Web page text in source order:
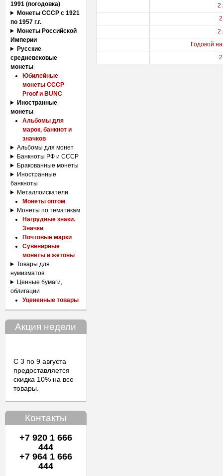
1991 (погодовка)
Монеты СССР с 1921
по 1957 г.г.
Монеты Российской
Империи
Русские
средневековые
монеты
Юбилейные
монеты СССР
Proof и BUNC
Иностранные
монеты
Альбомы для
марок, банкнот и
значков
Альбомы для монет
Банкноты РФ и СССР
Бракованные монеты
Иностранные
банкноты
Металлоискатели
Монеты оптом
Монеты по тематикам
Нагрудные знаки.
Значки
Почтовые марки
Сувенирные
монеты и жетоны
Товары для
нумизматов
Ценные бумаги,
облигации
Уцененные товары
Акция недели
С 3 по 9 августа
предоставляется
скидка 10% на все
товары.
Контакты
+7 920 1 666
444
+7 964 1 666
444
2
2
Годовой